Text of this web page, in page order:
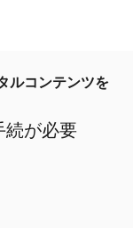
ルコンテンツを
続が必要